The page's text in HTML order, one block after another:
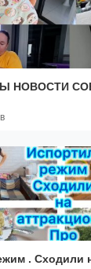
НОВОСТИ
. Сходили